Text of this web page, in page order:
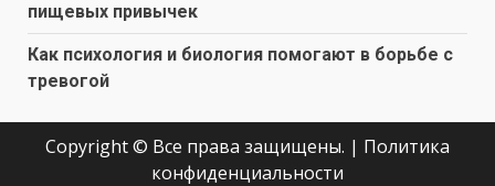
пищевых привычек
Как психология и биология помогают в борьбе с
тревогой
Copyright © Все права защищены. | Политика
конфиденциальности